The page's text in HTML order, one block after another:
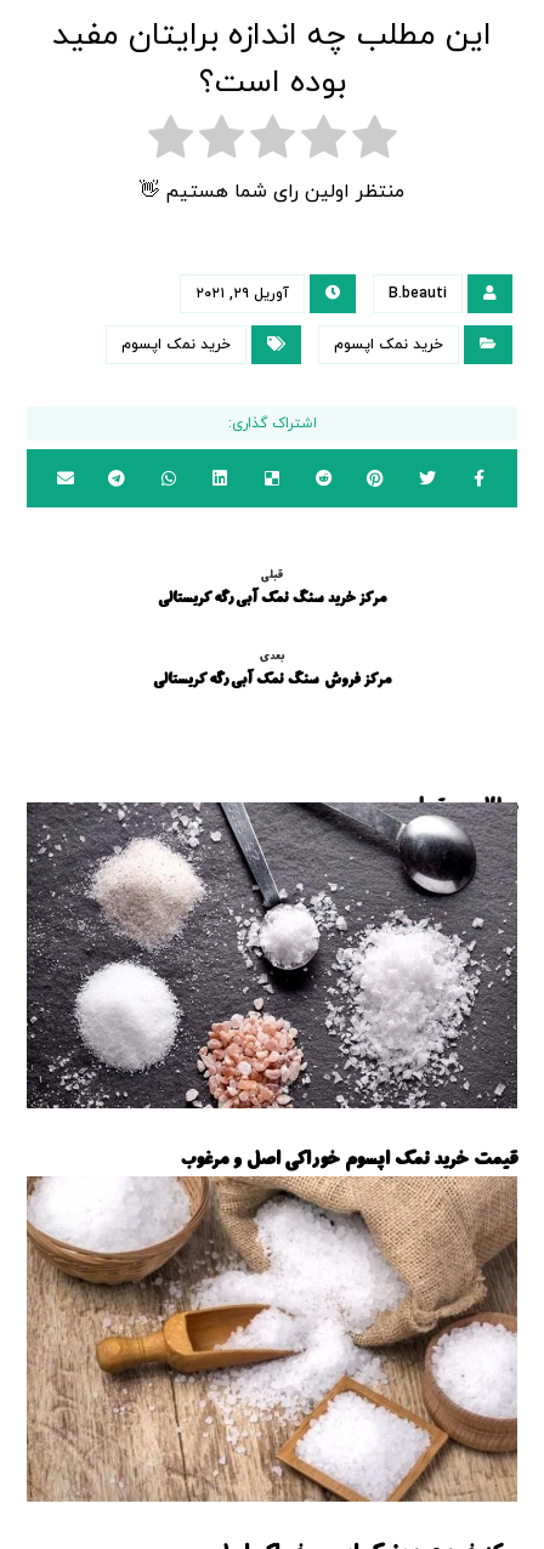
این مطلب چه اندازه برایتان مفید
بوده است؟
منتظر اولین رای شما هستیم 👋
B.beauti آوریل ۲۹, ۲۰۲۱
خرید نمک اپسوم خرید نمک اپسوم
قبلی
مرکز خرید سنگ نمک آبی رگه کریستالی
بعدی
مرکز فروش سنگ نمک آبی رگه کریستالی
مطالب مرتبط ...
قیمت خرید نمک اپسوم خوراکی اصل و مرغوب
نمک اپسوم خوراکی